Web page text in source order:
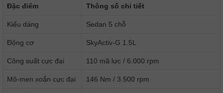
Đặc điểm Thông số chi tiết
Kiểu dáng Sedan 5 chỗ
Động cơ SkyActiv-G 1.5L
Công suất cực đại 110 mã lực / 6.000 rpm
Mô-men xoắn cực đại 146 Nm / 3.500 rpm